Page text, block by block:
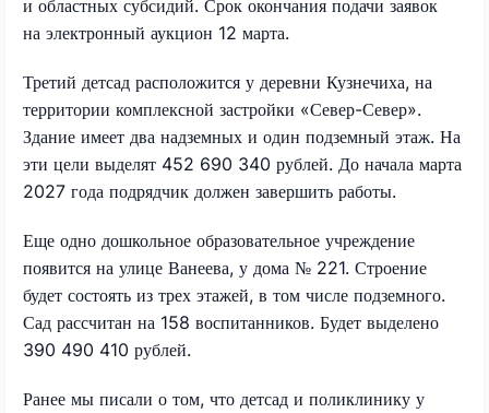
и областных субсидий. Срок окончания подачи заявок
на электронный аукцион 12 марта.
Третий детсад расположится у деревни Кузнечиха, на
территории комплексной застройки «Север-Север».
Здание имеет два надземных и один подземный этаж. На
эти цели выделят 452 690 340 рублей. До начала марта
2027 года подрядчик должен завершить работы.
Еще одно дошкольное образовательное учреждение
появится на улице Ванеева, у дома № 221. Строение
будет состоять из трех этажей, в том числе подземного.
Сад рассчитан на 158 воспитанников. Будет выделено
390 490 410 рублей.
Ранее мы писали о том, что детсад и поликлинику у